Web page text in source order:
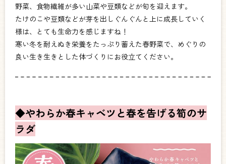
野菜、食物繊維が多い山菜や豆類などが旬を迎えます。
たけのこや豆類などが芽を出しぐんぐんと上に成長していく
様は、とても生命力を感じますね！
寒い冬を耐えぬき栄養をたっぷり蓄えた春野菜で、めぐりの
良い生き生きとした体づくりにお役立てください。
◆やわらか春キャベツと春を告げる筍のサ
ラダ